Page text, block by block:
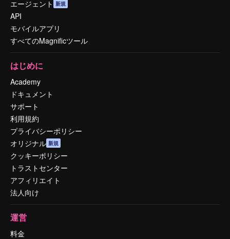
エージェント 新規
API
モバイルアプリ
すべてのMagnificツール
はじめに
Academy
ドキュメント
サポート
利用規約
プライバシーポリシー
オリジナル 新規
クッキーポリシー
トラストセンター
アフィリエイト
法人向け
運営
料金